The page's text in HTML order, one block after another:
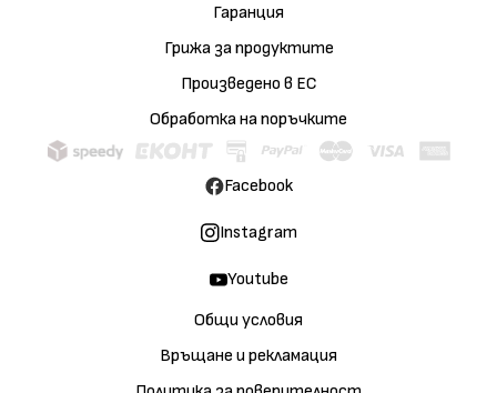
Гаранция
Грижа за продуктите
Произведено в ЕС
Обработка на поръчките
Общи условия
Връщане и рекламация
Facebook
Instagram
Youtube